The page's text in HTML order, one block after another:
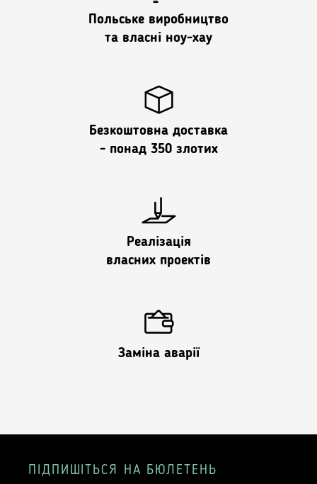
Польське виробництво
та власні ноу-хау
Безкоштовна доставка
- понад 350 злотих
Реалізація
власних проектів
Заміна аварії
ПІДПИШІТЬСЯ НА БЮЛЕТЕНЬ